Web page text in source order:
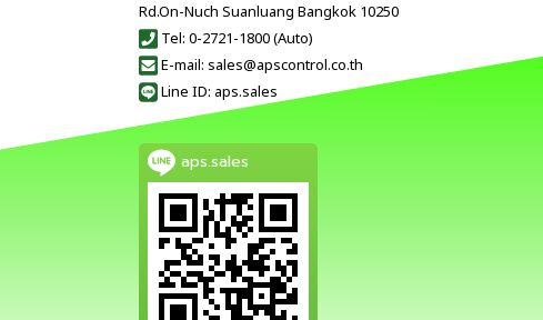
Rd.On-Nuch Suanluang Bangkok 10250
Tel: 0-2721-1800 (Auto)
E-mail: sales@apscontrol.co.th
Line ID: aps.sales
aps.sales